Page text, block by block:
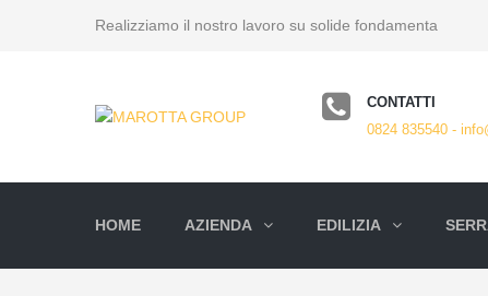
Realizziamo il nostro lavoro su solide fondamenta
CONTATTI
0824 835540 -
HOME AZIENDA EDILIZIA